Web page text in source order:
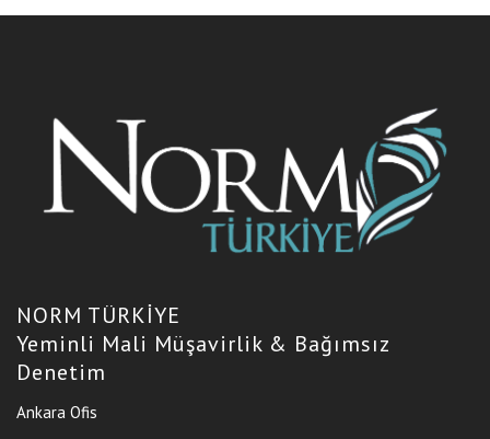
NORM TÜRKİYE
Yeminli Mali Müşavirlik & Bağımsız
Denetim
Ankara Ofis